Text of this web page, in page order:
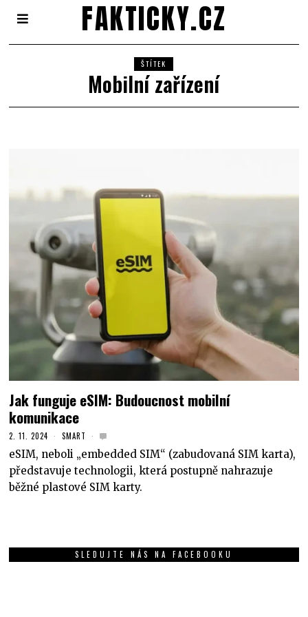
FAKTICKY.CZ
ŠTÍTEK
Mobilní zařízení
Jak funguje eSIM: Budoucnost mobilní
komunikace
2. 11. 2024 SMART
eSIM, neboli „embedded SIM“ (zabudovaná SIM karta),
představuje technologii, která postupně nahrazuje
běžné plastové SIM karty.
SLEDUJTE NÁS NA FACEBOOKU